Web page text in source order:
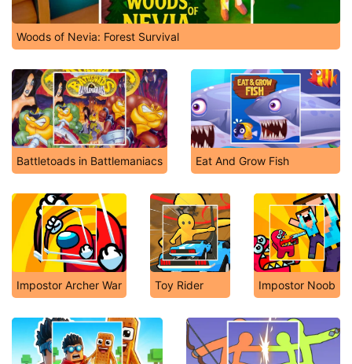
Woods of Nevia: Forest Survival
Battletoads in Battlemaniacs Eat And Grow Fish
Impostor Archer War Toy Rider Impostor Noob